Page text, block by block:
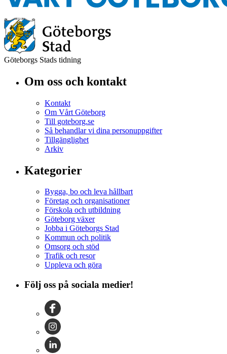
Göteborgs Stads tidning
Om oss och kontakt
Kontakt
Om Vårt Göteborg
Till goteborg.se
Så behandlar vi dina personuppgifter
Tillgänglighet
Arkiv
Kategorier
Bygga, bo och leva hållbart
Företag och organisationer
Förskola och utbildning
Göteborg växer
Jobba i Göteborgs Stad
Kommun och politik
Omsorg och stöd
Trafik och resor
Uppleva och göra
Följ oss på sociala medier!